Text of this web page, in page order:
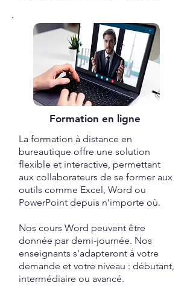
Formation en ligne
La formation à distance en
bureautique offre une solution
flexible et interactive, permettant
aux collaborateurs de se former aux
outils comme Excel, Word ou
PowerPoint depuis n’importe où.
Nos cours Word peuvent être
donnée par demi-journée. Nos
enseignants s'adapteront à votre
demande et votre niveau : débutant,
intermédiaire ou avancé.